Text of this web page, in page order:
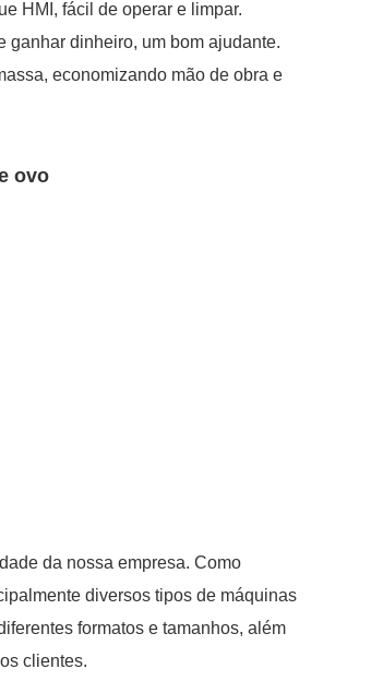
HMI, fácil de operar e limpar.
ganhar dinheiro, um bom ajudante.
economizando mão de obra e
ovo
da nossa empresa. Como
diversos tipos de máquinas
formatos e tamanhos, além
clientes.